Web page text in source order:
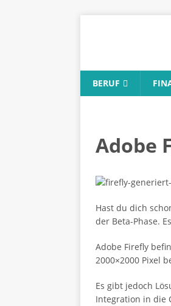
BERUF
Adobe
Hast du dich
der Beta-Phase.
Adobe Firefly
2000×2000 Pixel
Es gibt jedoch
Integration in die